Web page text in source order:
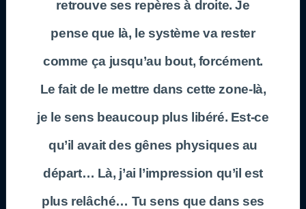
retrouve ses repères à droite. Je
pense que là, le système va rester
comme ça jusqu’au bout, forcément.
Le fait de le mettre dans cette zone-là,
je le sens beaucoup plus libéré. Est-ce
qu’il avait des gênes physiques au
départ… Là, j’ai l’impression qu’il est
plus relâché… Tu sens que dans ses